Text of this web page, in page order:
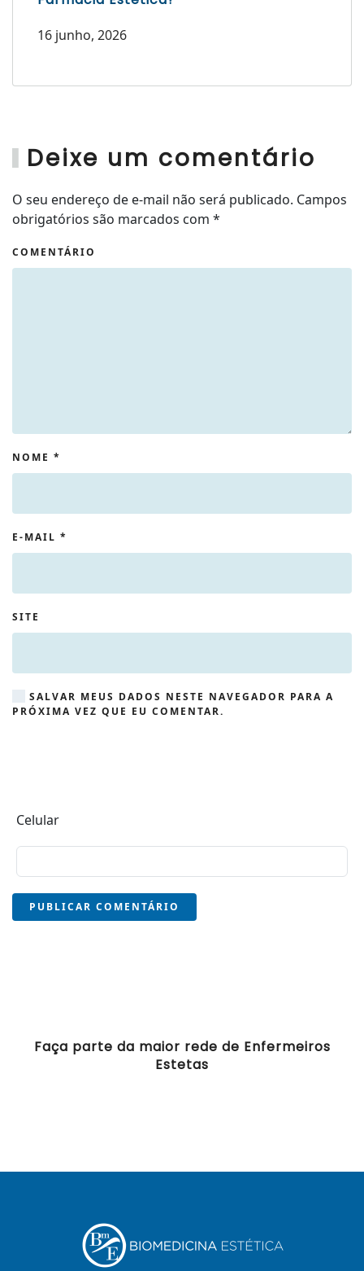
16 junho, 2026
Deixe um comentário
O seu endereço de e-mail não será publicado. Campos
obrigatórios são marcados com *
COMENTÁRIO
NOME *
E-MAIL *
SITE
SALVAR MEUS DADOS NESTE NAVEGADOR PARA A
PRÓXIMA VEZ QUE EU COMENTAR.
Celular
PUBLICAR COMENTÁRIO
Faça parte da maior rede de Enfermeiros
Estetas